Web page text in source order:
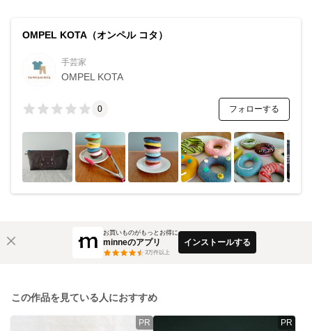
OMPEL KOTA（オンペル コタ）
手芸家
OMPEL KOTA
0 フォローする
お買いものがもっとお得に
minneのアプリ
3万件以上
インストールする
この作品を見ている人におすすめ
PR PR